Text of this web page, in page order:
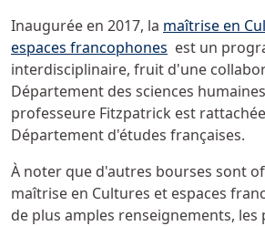
Inaugurée en 2017, la maîtrise en
espaces francophones est un
interdisciplinaire, fruit d'une
Département des sciences
professeure Fitzpatrick est
Département d'études françaises.
À noter que d'autres bourses sont
maîtrise en Cultures et espaces
de plus amples renseignements, les